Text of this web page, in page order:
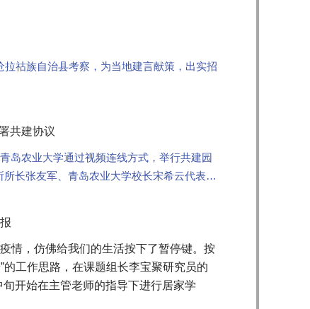
祜族自治县考察，为当地建言献策，出实招
共建协议
岛农业大学通过视频连线方式，举行共建园
长张友军、青岛农业大学校长宋希云代表双
情，仿佛给我们的生活按下了暂停键。按
的工作思路，在课题组长李宝聚研究员的
开始在主管老师的指导下进行居家学